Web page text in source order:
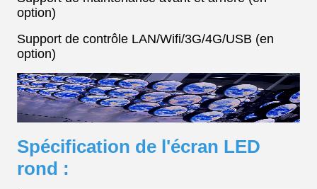
option)
Support de contrôle LAN/Wifi/3G/4G/USB (en
option)
Spécification de l'écran LED
rond :